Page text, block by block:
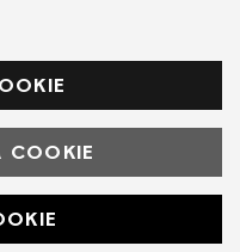
P.IVA IT05919160969
mavarreda@pec.it
COOKIE